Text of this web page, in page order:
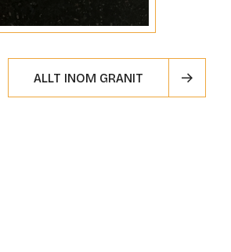
ALLT INOM GRANIT